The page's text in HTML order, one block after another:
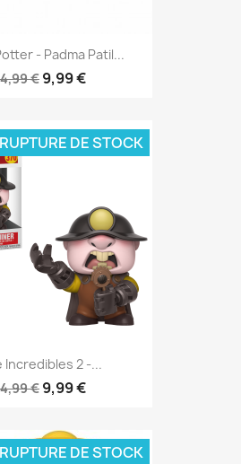
- Padma Patil...
€ 9,99 €
Incredibles 2 -...
€ 9,99 €
RUPTURE DE STOCK
RUPTURE DE STOCK